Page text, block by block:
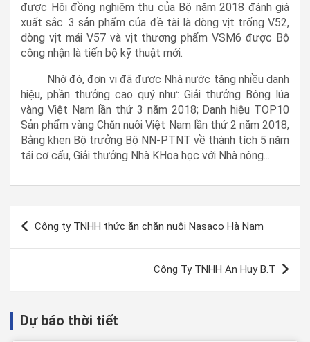
được Hội đồng nghiệm thu của Bộ năm 2018 đánh giá
xuất sắc. 3 sản phẩm của đề tài là dòng vịt trống V52,
dòng vịt mái V57 và vịt thương phẩm VSM6 được Bộ
công nhận là tiến bộ kỹ thuật mới.
Nhờ đó, đơn vị đã được Nhà nước tặng nhiều danh
hiệu, phần thưởng cao quý như: Giải thưởng Bông lúa
vàng Việt Nam lần thứ 3 năm 2018; Danh hiệu TOP10
Sản phẩm vàng Chăn nuôi Việt Nam lần thứ 2 năm 2018,
Bằng khen Bộ trưởng Bộ NN-PTNT về thành tích 5 năm
tái cơ cấu, Giải thưởng Nhà KHoa học với Nhà nông...
Công ty TNHH thức ăn chăn nuôi Nasaco Hà Nam
Công Ty TNHH An Huy B.T
Dự báo thời tiết